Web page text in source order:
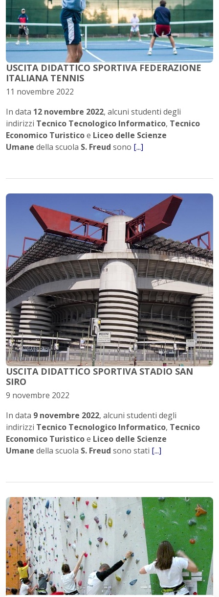
USCITA DIDATTICO SPORTIVA FEDERAZIONE
ITALIANA TENNIS
11 novembre 2022
In data 12 novembre 2022, alcuni studenti degli
indirizzi Tecnico Tecnologico Informatico, Tecnico
Economico Turisticoe Liceo delle Scienze
Umane della scuola S. Freud sono [...]
USCITA DIDATTICO SPORTIVA STADIO SAN
SIRO
9 novembre 2022
In data 9 novembre 2022, alcuni studenti degli
indirizzi Tecnico Tecnologico Informatico, Tecnico
Economico Turisticoe Liceo delle Scienze
Umane della scuola S. Freud sono stati [...]